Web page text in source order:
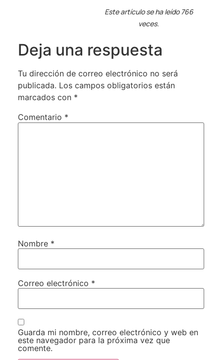
Este artículo se ha leído 766
veces.
Deja una respuesta
Tu dirección de correo electrónico no será
publicada. Los campos obligatorios están
marcados con *
Comentario *
Nombre *
Correo electrónico *
Guarda mi nombre, correo electrónico y web en
este navegador para la próxima vez que
comente.